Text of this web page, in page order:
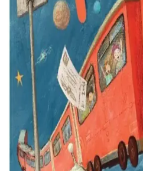
Otizmli Bireyler İçin
Güvenlik ve Pratik Öneriler
Otizmli bireylerin yemek pişirme
güvenlik önlemleri ve pratik öneriler
başarı sağlama yolları anlatılıyor.
Güvenilir Laboratuvar
Özellikleri ve Kullanım
Kaliteli laboratuvar lamel setleri,
sağlayarak mikroskop kullanımını
şekillerdeki lameller, çeşitli
uygundur.